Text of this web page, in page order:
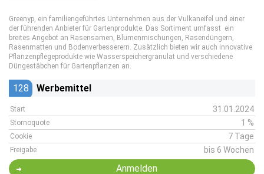
Greenyp, ein familiengeführtes Unternehmen aus der Vulkaneifel und einer
der führenden Anbieter für Gartenprodukte. Das Sortiment umfasst ein
breites Angebot an Rasensamen, Blumenmischungen, Rasendüngern,
Rasenmatten und Bodenverbesserern. Zusätzlich bieten wir auch innovative
Pflanzenpflegeprodukte wie Wasserspeichergranulat und verschiedene
Düngestäbchen für Gartenpflanzen an.
128 Werbemittel
Start 31.01.2024
Stornoquote 1 %
Cookie 7 Tage
Freigabe bis 6 Wochen
Anmelden